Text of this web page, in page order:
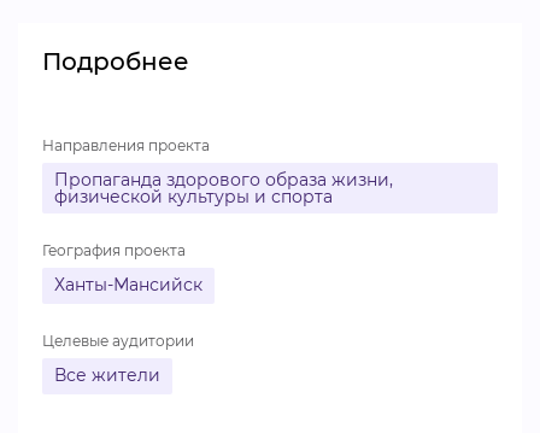
Подробнее
Направления проекта
Пропаганда здорового образа жизни,
физической культуры и спорта
География проекта
Ханты-Мансийск
Целевые аудитории
Все жители